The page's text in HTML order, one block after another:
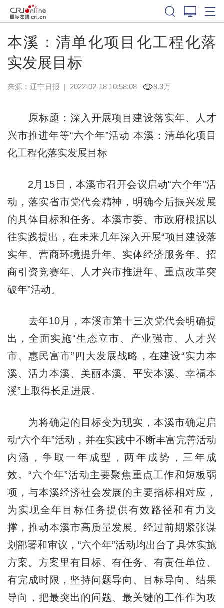
本溪：清单化项目化工程化落
实发展目标
来源： 辽宁日报 | 2022-02-18 10:58:08 8.3万
原标题：深入开展项目建设落实年、人才
兴市推进年等“六个年”活动 本溪：清单化项目
化工程化落实发展目标
2月15日，本溪市召开会议启动“六个年”活
动，落实省市党代会精神，明确今后振兴发展
的具体目标和任务。本溪市委、市政府根据以
往实践提出，在未来几年深入开展“项目建设落
实年、营商环境提升年、实体经济服务年、招
商引资竞赛年、人才兴市推进年、重点改革突
破年”活动。
去年10月，本溪市第十三次党代会明确提
出，全面实施“生态立市、产业强市、人才兴
市、惠民富市”四大发展战略，在建设“实力本
溪、活力本溪、美丽本溪、平安本溪、幸福本
溪”上取得长足进展。
为将确定的目标变为现实，本溪市确定启
动“六个年”活动，并在实践中不断丰富完善活动
内涵，争取一年成型，两年成势，三年成
效。“六个年”活动主要聚焦重点工作和短板弱
项，与本溪经济社会发展的主要指标相对应，
为实现全年目标任务提供有效路径和有力支
撑，推动本溪市高质量发展。经过前期紧张谋
划部署和审议，“六个年”活动均出台了具体实施
方案。方案里有目标、有任务、有责任单位、
有完成时限，坚持问题导向、目标导向、结果
导向，把最突出的问题、最关键的工作作为攻